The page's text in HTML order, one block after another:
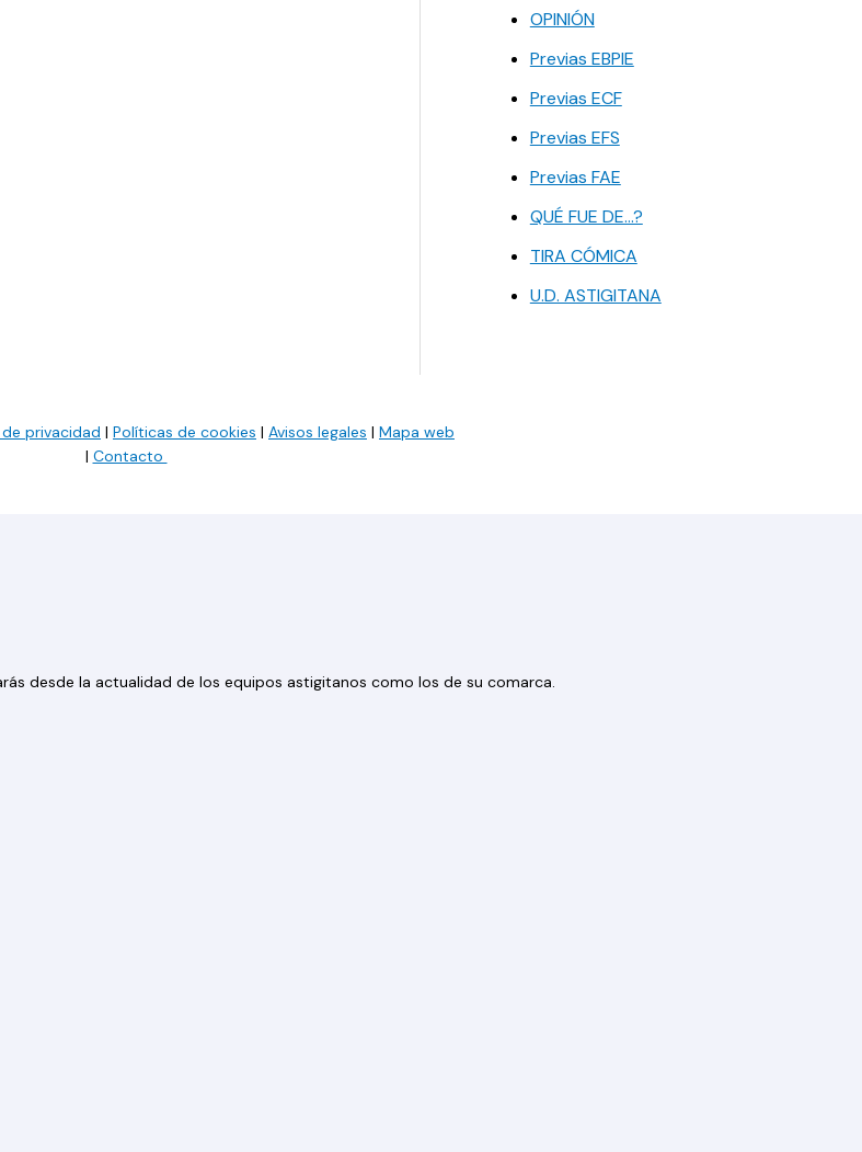
OPINIÓN
Previas EBPIE
Previas ECF
Previas EFS
Previas FAE
QUÉ FUE DE…?
TIRA CÓMICA
U.D. ASTIGITANA
privacidad | Políticas de cookies | Avisos legales | Mapa web
| Contacto
desde la actualidad de los equipos astigitanos como los de su comarca.